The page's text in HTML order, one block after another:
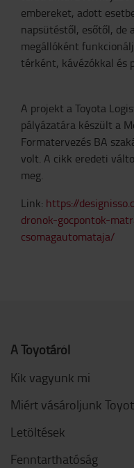
embereket, adott
napsütéstől, esőtől, de
megállóként
térként, kávézókkal és
A projekt a Toyota
pályázatára készült a
Formatervezés BA
volt. A cikk eredeti
meg.
Link: https://
dronok-gocpontok-
csomagautomataja/
A Toyotáról
Kik vagyunk mi
Miért vásároljunk
Letöltések
Fenntarthatóság